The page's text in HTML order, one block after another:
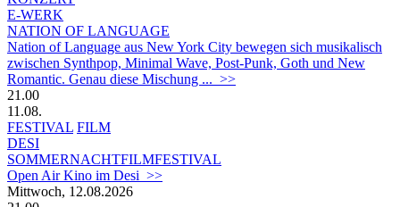
E-WERK
NATION OF LANGUAGE
Nation of Language aus New York City bewegen sich musikalisch
zwischen Synthpop, Minimal Wave, Post-Punk, Goth und New
Romantic. Genau diese Mischung ... >>
21.00
11.08.
FESTIVAL FILM
DESI
SOMMERNACHTFILMFESTIVAL
Open Air Kino im Desi >>
Mittwoch, 12.08.2026